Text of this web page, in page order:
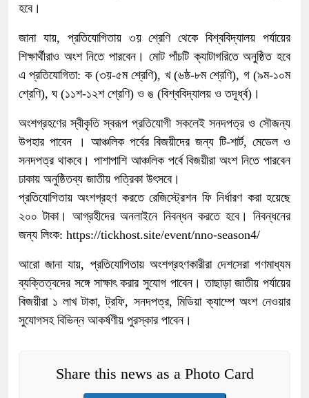
হবে।
জানা যায়, প্রতিযোগিতায় ৩য় শ্রেণি থেকে বিশ্ববিদ্যালয় পর্যায়ের
শিক্ষার্থীরাও অংশ নিতে পারবেন। মোট পাঁচটি ক্যাটাগরিতে অনুষ্ঠিত হবে
এ প্রতিযোগিতা: ক (৩য়-৫ম শ্রেণি), খ (৬ষ্ঠ-৮ম শ্রেণি), গ (৯ম-১০ম
শ্রেণি), ঘ (১১শ-১২শ শ্রেণি) ও ঙ (বিশ্ববিদ্যালয় ও তদূর্ধ্ব)।
অংশগ্রহণের স্বীকৃতি স্বরূপ প্রতিযোগী সকলেই সনদপত্র ও সৌজন্য
উপহার পাবেন । আঞ্চলিক পর্বের বিজয়ীদের জন্য টি-শার্ট, মেডেল ও
সনদপত্র থাকবে। পাশাপাশি আঞ্চলিক পর্বে বিজয়ীরা অংশ নিতে পারবেন
ঢাকায় অনুষ্ঠিতব্য জাতীয় পত্রিকা উৎসবে।
প্রতিযোগিতায় অংশগ্রহণ করতে রেজিস্ট্রেশন ফি নির্ধারণ করা হয়েছে
২০০ টাকা। আগ্রহীদের অনলাইনে নিবন্ধন করতে হবে। নিবন্ধনের
জন্য লিংক: https://tickhost.site/event/nno-season4/
আরো জানা যায়, প্রতিযোগিতায় অংশগ্রহণকারীরা দেশসেরা গণমাধ্যম
ব্যক্তিত্বদের সঙ্গে সাক্ষাৎ করার সুযোগ পাবেন। তাছাড়া জাতীয় পর্যায়ের
বিজয়ীরা ১ লাখ টাকা, ট্রফি, সনদপত্র, মিডিয়া ক্যাম্পে অংশ নেওয়ার
সুযোগসহ বিভিন্ন আকর্ষণীয় পুরস্কার পাবেন।
Share this news as a Photo Card